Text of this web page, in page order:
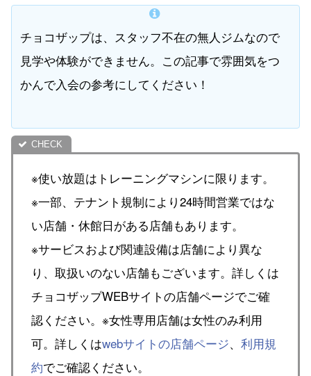
チョコザップは、スタッフ不在の無人ジムなので
見学や体験ができません。この記事で雰囲気をつ
かんで入会の参考にしてください！
※使い放題はトレーニングマシンに限ります。
※一部、テナント規制により24時間営業ではな
い店舗・休館日がある店舗もあります。
※サービスおよび関連設備は店舗により異な
り、取扱いのない店舗もございます。詳しくは
チョコザップWEBサイトの店舗ページでご確
認ください。※女性専用店舗は女性のみ利用
可。詳しくはwebサイトの店舗ページ、 利用規
約でご確認ください。